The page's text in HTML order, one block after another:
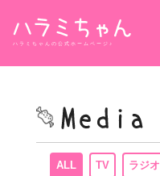
content
ハラミちゃんの公式ホームページ♪
ALL TV ラジオ